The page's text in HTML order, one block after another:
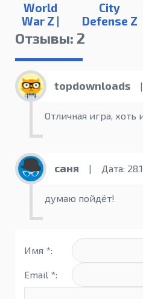
World
War Z |
RePack
от xatab
City
Defense Z
Отзывы: 2
topdownloads |
Отличная игра, хоть
саня | Дата:
думаю пойдёт!
Имя *:
Email *: